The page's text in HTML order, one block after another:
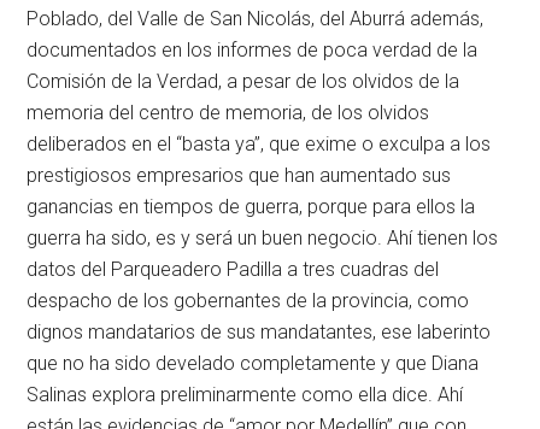
Poblado, del Valle de San Nicolás, del Aburrá además,
documentados en los informes de poca verdad de la
Comisión de la Verdad, a pesar de los olvidos de la
memoria del centro de memoria, de los olvidos
deliberados en el “basta ya”, que exime o exculpa a los
prestigiosos empresarios que han aumentado sus
ganancias en tiempos de guerra, porque para ellos la
guerra ha sido, es y será un buen negocio. Ahí tienen los
datos del Parqueadero Padilla a tres cuadras del
despacho de los gobernantes de la provincia, como
dignos mandatarios de sus mandatantes, ese laberinto
que no ha sido develado completamente y que Diana
Salinas explora preliminarmente como ella dice. Ahí